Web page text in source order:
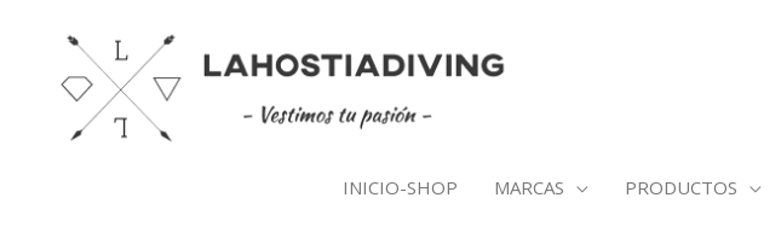
contenido
INICIO-SHOP MARCAS PRODUCTOS